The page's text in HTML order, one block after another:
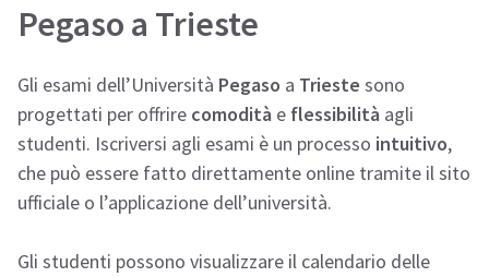
Pegaso a Trieste
Gli esami dell’Università Pegaso a Trieste sono
progettati per offrire comodità e flessibilità agli
studenti. Iscriversi agli esami è un processo intuitivo,
che può essere fatto direttamente online tramite il sito
ufficiale o l’applicazione dell’università.
Gli studenti possono visualizzare il calendario delle